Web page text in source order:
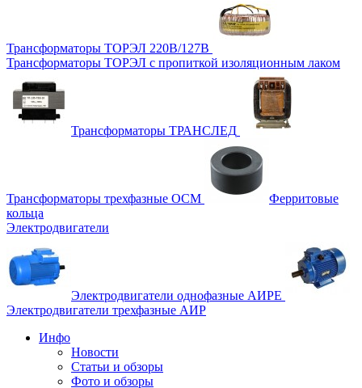
Трансформаторы ТОРЭЛ 220В/127В
Трансформаторы ТОРЭЛ с пропиткой изоляционным лаком
Трансформаторы ТРАНСЛЕД
Трансформаторы трехфазные ОСМ
Ферритовые
кольца
Электродвигатели
Электродвигатели однофазные АИРЕ
Электродвигатели трехфазные АИР
Инфо
Новости
Статьи и обзоры
Фото и обзоры